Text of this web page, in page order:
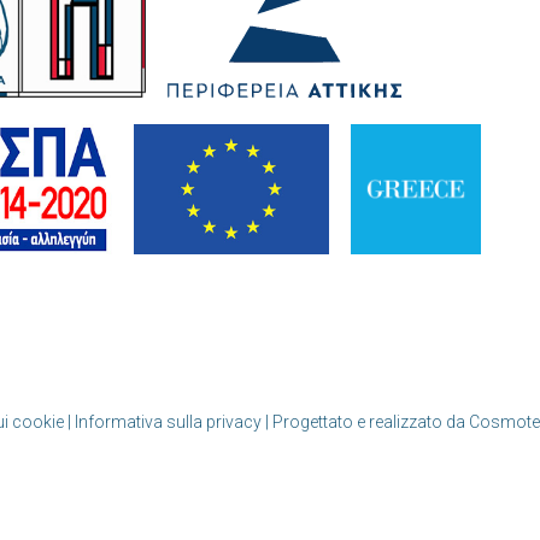
cookie | Informativa sulla privacy | Progettato e realizzato da Cosmote